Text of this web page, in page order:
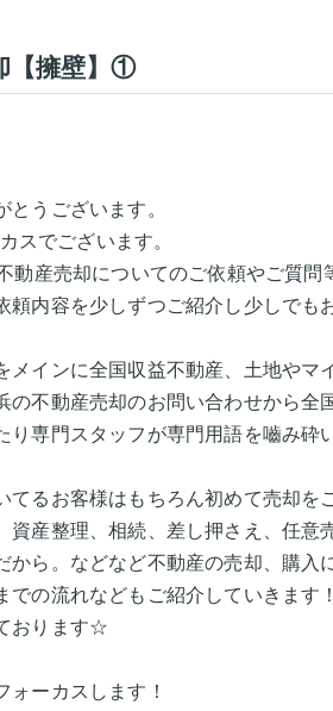
【擁壁】①
うございます。
スでございます。
動産売却についてのご依頼やご質問
内容を少しずつご紹介し少しでも
メインに全国収益不動産、土地やマ
不動産売却のお問い合わせから全
専門スタッフが専門用語を嚙み砕
るお客様はもちろん初めて売却を
資産整理、相続、差し押さえ、任意
から。などなど不動産の売却、購入
での流れなどもご紹介していきます
おります☆
ーカスします！